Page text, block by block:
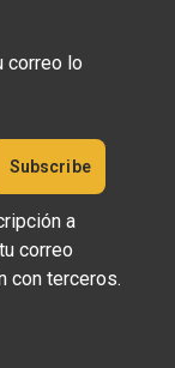
correo lo
a
correo
con terceros.